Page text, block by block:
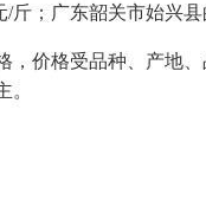
；广东韶关市始兴县
价格受品种、产地
。